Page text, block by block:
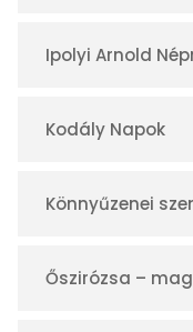
Ipolyi Arnold
Kodály Napok
Könnyűzenei
Őszirózsa –